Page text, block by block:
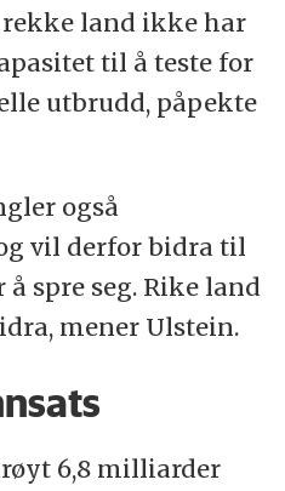
land ikke har
til å teste for
utbrudd, påpekte
også
vil derfor bidra til
spre seg. Rike land
mener Ulstein.
6,8 milliarder